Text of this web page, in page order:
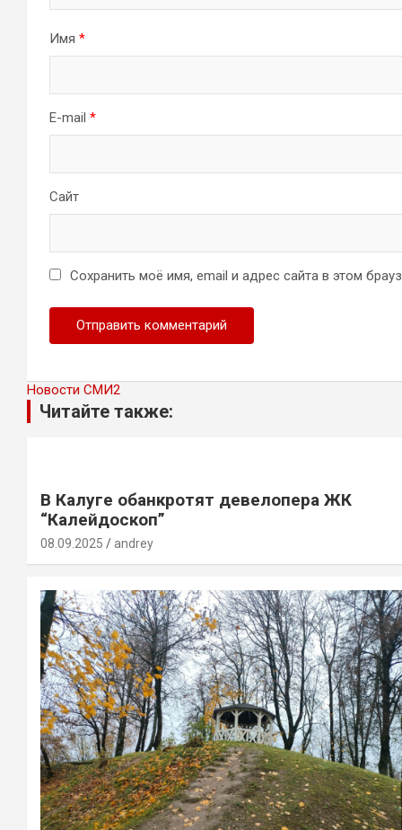
Имя *
E-mail *
Сайт
Сохранить моё имя, email и адрес сайта в этом
Новости СМИ2
Читайте также:
В Калуге обанкротят девелопера ЖК
“Калейдоскоп”
08.09.2025 andrey